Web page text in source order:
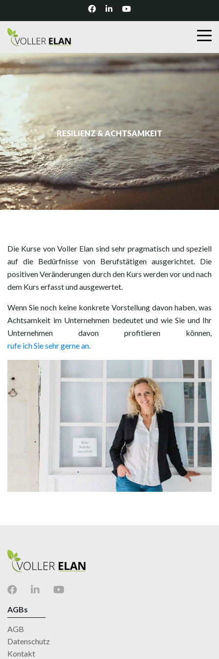
RESILIENZ & ACHTSAMKEIT
Die Kurse von Voller Elan sind sehr pragmatisch und speziell
auf die Bedürfnisse von Berufstätigen ausgerichtet. Die
positiven Veränderungen durch den Kurs werden vor und nach
dem Kurs erfasst und ausgewertet.
Wenn Sie noch keine konkrete Vorstellung davon haben, was
Achtsamkeit im Unternehmen bedeutet und wie Sie und Ihr
Unternehmen davon profitieren können,
rufe ich Sie sehr gerne an.
AGBs
AGB
Datenschutz
Kontakt